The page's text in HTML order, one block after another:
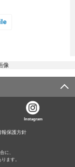
像
Instagram
報保護方針
に、
ます。